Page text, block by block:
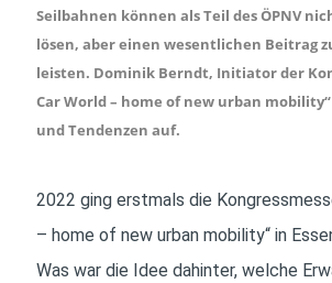
Seilbahnen können als Teil des ÖPNV
lösen, aber einen wesentlichen Beitrag
leisten. Dominik Berndt, Initiator der
Car World – home of new urban
und Tendenzen auf.
2022 ging erstmals die
– home of new urban mobility“ in
Was war die Idee dahinter, welche